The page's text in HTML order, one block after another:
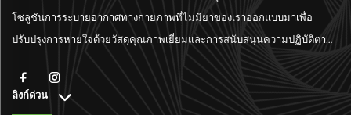
โซลูชันการระบายอากาศทางกายภาพที่ไม่มียาของเราออกแบบมาเพื่อ
ปรับปรุงการหายใจด้วยวัสดุคุณภาพเยี่ยมและการสนับสนุนความปฏิบัติตาม
ลิงก์ด่วน